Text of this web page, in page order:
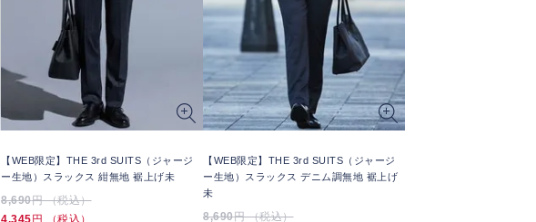
【WEB限定】THE 3rd SUITS（ジャージ
ー生地）スラックス 紺無地 裾上げ未
8,690円 （税込）
4,345 円 （税込）
【WEB限定】THE 3rd SUITS（ジャージ
ー生地）スラックス デニム調無地 裾上げ
未
8,690円 （税込）